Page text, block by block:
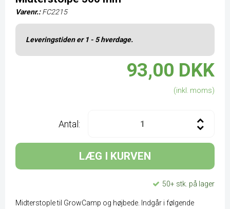
Varenr.: FC2215
Leveringstiden er 1 - 5 hverdage.
93,00 DKK
(inkl. moms)
Antal:
LÆG I KURVEN
50+ stk. på lager
Midterstople til GrowCamp og højbede. Indgår i følgende